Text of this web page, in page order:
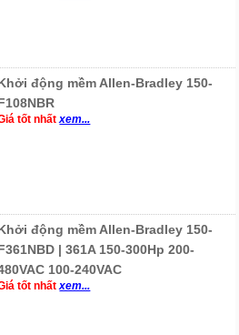
động mềm Allen-Bradley 150-
tốt nhấtxem...
động mềm Allen-Bradley 150-
| 361A 150-300Hp 200-
100-240VAC
tốt nhấtxem...